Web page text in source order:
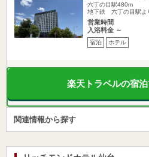
六丁の目駅480m
地下鉄 六丁の目駅よ
営業時間
入浴料金 ～
宿泊 ホテル
楽天トラベルの宿
関連情報から探す